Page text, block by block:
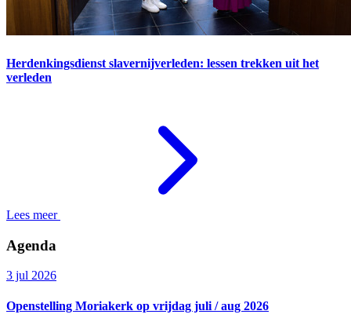
Herdenkingsdienst slavernijverleden: lessen trekken uit het
verleden
Lees meer
Agenda
3 jul 2026
Openstelling Moriakerk op vrijdag juli / aug 2026